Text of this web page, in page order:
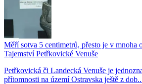
Měří sotva 5 centimetrů, přesto je v mnoha
Tajemství Petřkovické Venuše
Petřkovická či Landecká Venuše je
přítomnosti na území Ostravska ještě z